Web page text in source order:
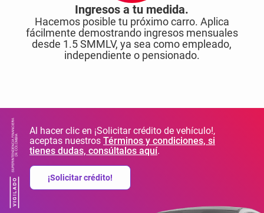
Ingresos a tu medida.
Hacemos posible tu próximo carro. Aplica
fácilmente demostrando ingresos mensuales
desde 1.5 SMMLV, ya sea como empleado,
independiente o pensionado.
Al hacer clic en ¡Solicitar crédito de vehículo!,
aceptas nuestrosTérminos y condiciones, si
tienes dudas, consúltalos aquí.
¡Solicitar crédito!